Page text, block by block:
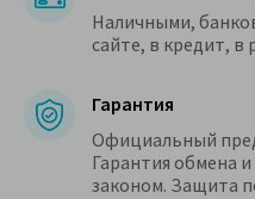
Наличными,
сайте, в кредит, в
Гарантия
Официальный
Гарантия обмена
законом. Защита